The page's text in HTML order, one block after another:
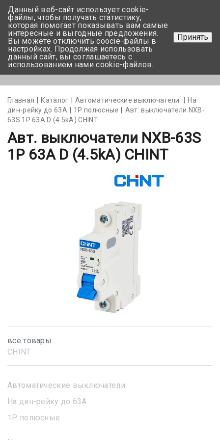
+375 17-350-99-56
+375 44-752-82-08
Задать вопрос
Главная Каталог Автоматические выключатели
На
дин-рейку до 63А
1Р полюсные
Авт. выключатели NXB-
63S 1P 63A D (4.5kA) CHINT
Авт. выключатели NXB-63S
1P 63A D (4.5kA) CHINT
все товары
CHINT
Автоматические выключатели
На дин-рейку до 63А
1Р полюсные
Данный веб-сайт использует cookie-
файлы, чтобы получать статистику,
которая помогает показывать вам самые
интересные и выгодные предложения.
Вы можете отключить coocie-файлы в
настройках. Продолжая использовать
данный сайт, вы соглашаетесь с
использованием нами cookie-файлов.
Принять